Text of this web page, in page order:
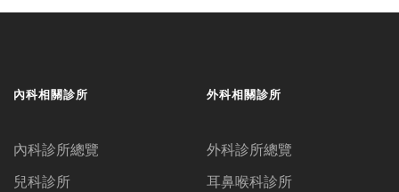
內科相關診所
內科診所總覽
兒科診所
外科相關診所
外科診所總覽
耳鼻喉科診所